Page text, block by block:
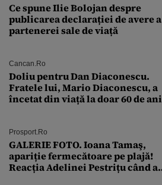
Ce spune Ilie Bolojan despre
publicarea declarației de avere a
partenerei sale de viață
Cancan.ro
Doliu pentru Dan Diaconescu.
Fratele lui, Mario Diaconescu, a
încetat din viață la doar 60 de ani
Prosport.ro
GALERIE FOTO. Ioana Tamaş,
apariție fermecătoare pe plajă!
Reacția Adelinei Pestrițu când a